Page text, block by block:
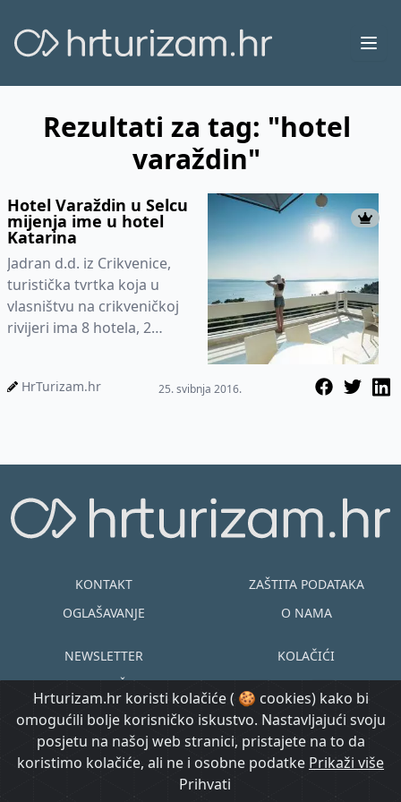
Rezultati za tag: "hotel
varaždin"
Hotel Varaždin u Selcu
mijenja ime u hotel
Katarina
Jadran d.d. iz Crikvenice,
turistička tvrtka koja u
vlasništvu na crikveničkoj
rivijeri ima 8 hotela, 2
HrTurizam.hr 25. svibnja 2016.
Hrturizam.hr koristi kolačiće ( 🍪 cookies) kako bi
omogućili bolje korisničko iskustvo. Nastavljajući svoju
posjetu na našoj web stranici, pristajete na to da
koristimo kolačiće, ali ne i osobne podatke Prikaži više
Prihvati
KONTAKT
OGLAŠAVANJE
ZAŠTITA PODATAKA
O NAMA
NEWSLETTER
UVJETI KORIŠTENJA
KOLAČIĆI
EN HR
© Copyright
2015.-2026.
@ Created by
Morgan Code
Prijavi se